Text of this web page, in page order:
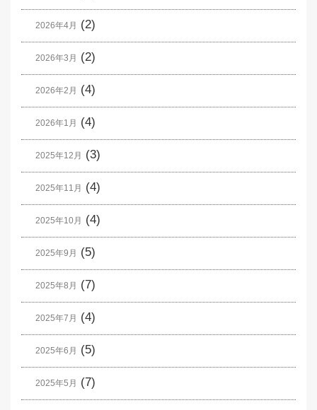
2026年4月 (2)
2026年3月 (2)
2026年2月 (4)
2026年1月 (4)
2025年12月 (3)
2025年11月 (4)
2025年10月 (4)
2025年9月 (5)
2025年8月 (7)
2025年7月 (4)
2025年6月 (5)
2025年5月 (7)